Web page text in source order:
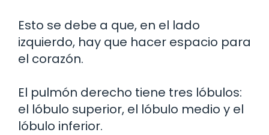
Esto se debe a que, en el lado
izquierdo, hay que hacer espacio para
el corazón.
El pulmón derecho tiene tres lóbulos:
el lóbulo superior, el lóbulo medio y el
lóbulo inferior.